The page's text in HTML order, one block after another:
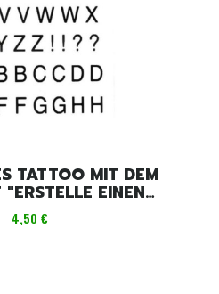
TATTOO MIT DEM
EINEN
Preis
4,50 €